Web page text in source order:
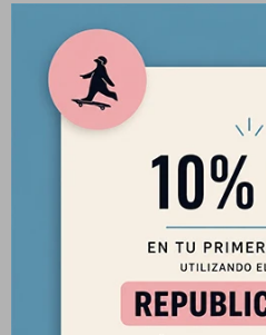
Quillas Captain Fin Panda TWIN
Especial + Trailer - FCS 2